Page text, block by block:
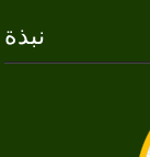
نبذة